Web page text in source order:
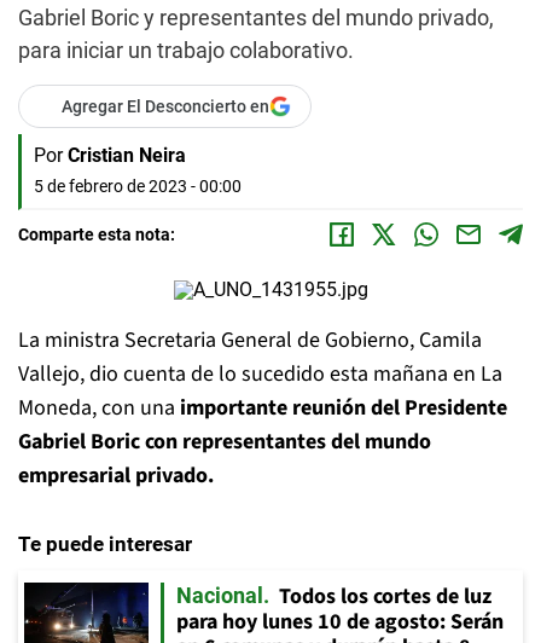
Gabriel Boric y representantes del mundo privado,
para iniciar un trabajo colaborativo.
Agregar El Desconcierto en
Por Cristian Neira
5 de febrero de 2023 - 00:00
Comparte esta nota:
La ministra Secretaria General de Gobierno, Camila
Vallejo, dio cuenta de lo sucedido esta mañana en La
Moneda, con una importante reunión del Presidente
Gabriel Boric con representantes del mundo
empresarial privado.
Te puede interesar
Nacional
Todos los cortes de luz
para hoy lunes 10 de agosto: Serán